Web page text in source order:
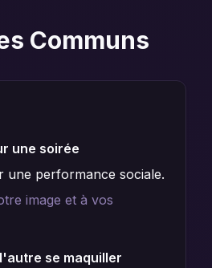
Communs
une soirée
une performance sociale.
image et à vos
se maquiller